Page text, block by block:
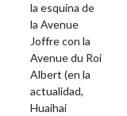
la esquina de
la Avenue
Joffre con la
Avenue du Roi
Albert (en la
actualidad,
Huaihai